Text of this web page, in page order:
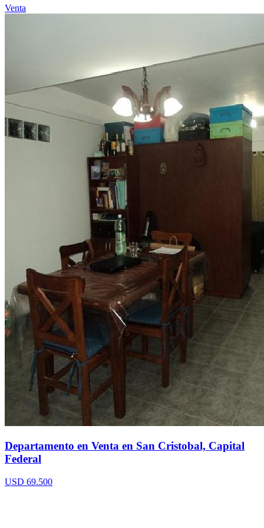
Venta
Departamento en Venta en San Cristobal, Capital
Federal
USD 69.500